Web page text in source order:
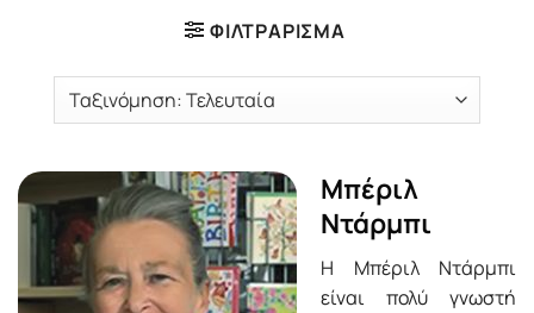
ΦΙΛΤΡΆΡΙΣΜΑ
Μπέριλ
Ντάρμπι
Η Μπέριλ Ντάρμπι
είναι πολύ γνωστή